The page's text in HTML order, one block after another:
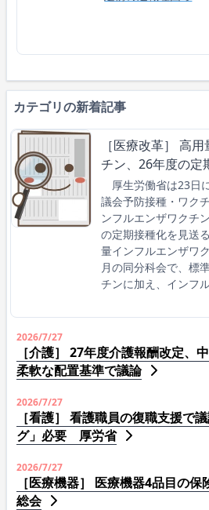
カテゴリの新着記事
［医療改革］ 高
チン、26年度の定
厚生労働省は23日
議会予防接種・ワク
ンフルエンザワクチ
の定期接種化を見送
量インフルエンザワ
月の同分科会で、標
チンに加え、インフ
2026/7/27
［介護］ 27年度介護報酬改定、
柔軟な配置基準で議論
2026/7/27
［看護］ 看護職員の復職支援で
グ」必要 厚労省
2026/7/27
［医療機器］ 医療機器4品目の
総会